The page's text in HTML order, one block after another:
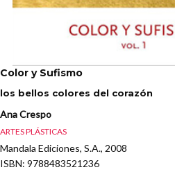
Color y Sufismo
los bellos colores del corazón
Ana Crespo
ARTES PLÁSTICAS
Mandala Ediciones, S.A., 2008
ISBN: 9788483521236